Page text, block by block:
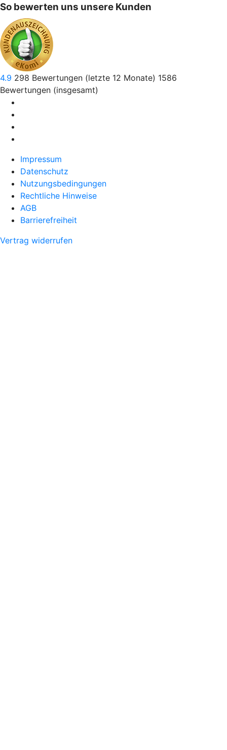
So bewerten uns unsere Kunden
4.9 298 Bewertungen (letzte 12 Monate) 1586
Bewertungen (insgesamt)
Impressum
Datenschutz
Nutzungsbedingungen
Rechtliche Hinweise
AGB
Barrierefreiheit
Vertrag widerrufen